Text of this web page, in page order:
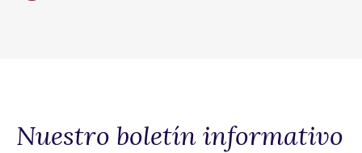
Nuestro boletín informativo